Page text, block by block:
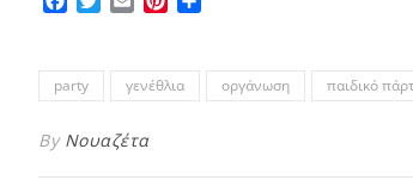
party γενέθλια οργάνωση παιδικό
By Νουαζέτα